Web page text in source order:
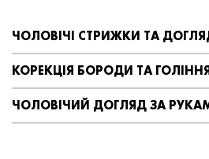
ЧОЛОВІЧІ СТРИЖКИ ТА
КОРЕКЦІЯ БОРОДИ ТА
ЧОЛОВІЧИЙ ДОГЛЯД ЗА